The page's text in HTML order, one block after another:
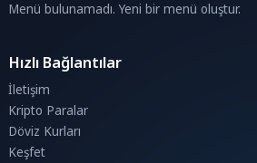
Menü bulunamadı. Yeni bir menü oluştur.
Hızlı Bağlantılar
İletişim
Kripto Paralar
Döviz Kurları
Keşfet